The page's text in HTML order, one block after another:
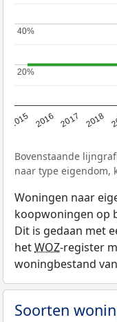
2015 2016 2017 2018
20%
20%
40%
40%
Bovenstaande
naar type eigendom,
Woningen naar
koopwoningen op
Dit is gedaan met
hetWOZ-register
woningbestand
Soorten